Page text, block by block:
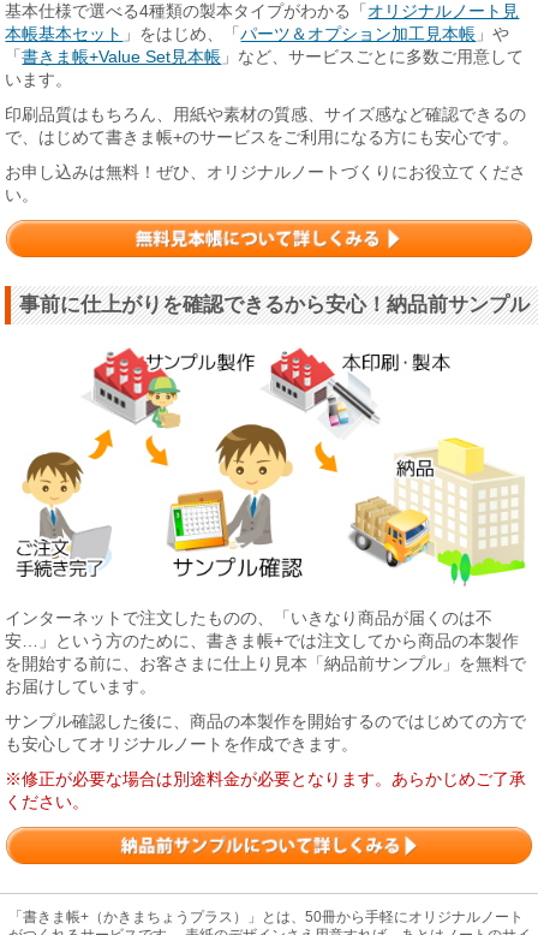
基本仕様で選べる4種類の製本タイプがわかる「 オリジナルノート見
本帳基本セット 」をはじめ、「パーツ＆オプション加工見本帳 」や
「書きま帳+Value Set見本帳 」など、サービスごとに多数ご用意して
います。
印刷品質はもちろん、用紙や素材の質感、サイズ感など確認できるの
で、はじめて書きま帳+のサービスをご利用になる方にも安心です。
お申し込みは無料！ぜひ、オリジナルノートづくりにお役立てくださ
い。
事前に仕上がりを確認できるから安心！納品前サンプル
インターネットで注文したものの、「いきなり商品が届くのは不
安…」という方のために、書きま帳+では注文してから商品の本製作
を開始する前に、お客さまに仕上り見本「納品前サンプル」を無料で
お届けしています。
サンプル確認した後に、商品の本製作を開始するのではじめての方で
も安心してオリジナルノートを作成できます。
※修正が必要な場合は別途料金が必要となります。あらかじめご了承
ください。
「書きま帳+（かきまちょうプラス）」とは、50冊から手軽にオリジナルノート